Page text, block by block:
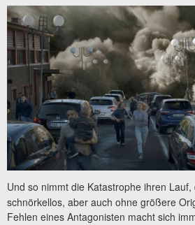
Und so nimmt die Katastrophe ihren Lauf,
schnörkellos, aber auch ohne größere
Fehlen eines Antagonisten macht sich